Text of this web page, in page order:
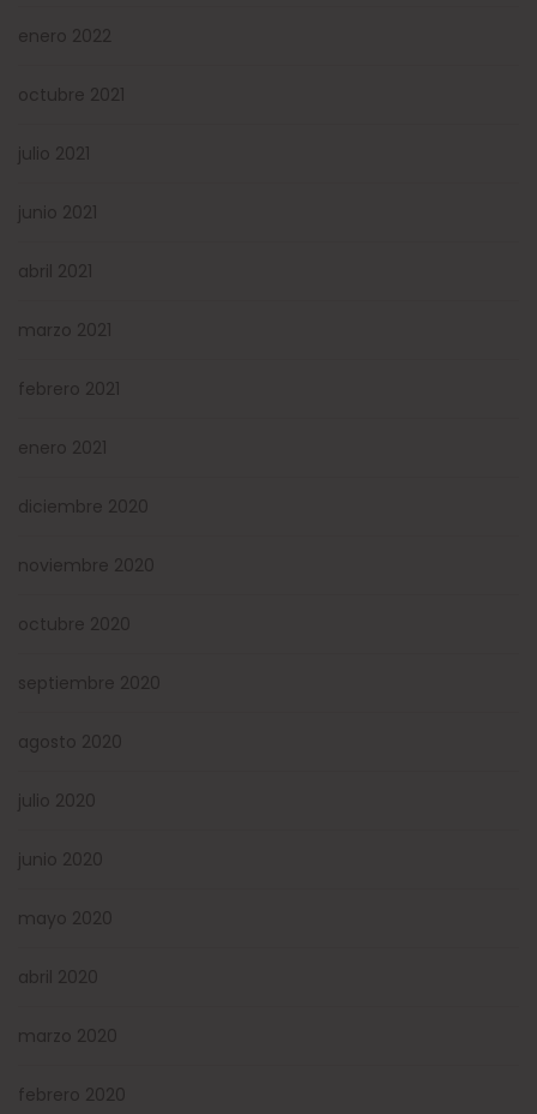
enero 2022
octubre 2021
julio 2021
junio 2021
abril 2021
marzo 2021
febrero 2021
enero 2021
diciembre 2020
noviembre 2020
octubre 2020
septiembre 2020
agosto 2020
julio 2020
junio 2020
mayo 2020
abril 2020
marzo 2020
febrero 2020